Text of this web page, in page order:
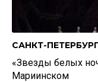
САНКТ-ПЕТЕРБУРГ
«Звезды белых
Мариинском